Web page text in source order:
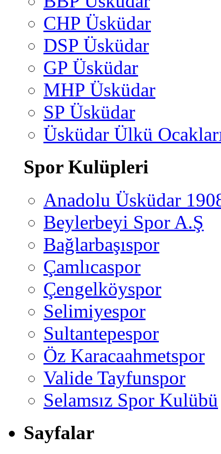
CHP Üsküdar
DSP Üsküdar
GP Üsküdar
MHP Üsküdar
SP Üsküdar
Üsküdar Ülkü
Spor Kulüpleri
Anadolu Üsküdar
Beylerbeyi Spor A.Ş
Bağlarbaşıspor
Çamlıcaspor
Çengelköyspor
Selimiyespor
Sultantepespor
Öz Karacaahmetspor
Valide Tayfunspor
Selamsız Spor Kulübü
Sayfalar